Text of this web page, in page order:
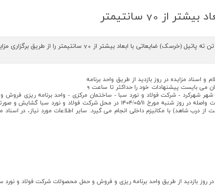
70 سانتیمتر
جهت دریافت ليست اقلام و اسناد مزايده در روز بازدید از طریق واحد برنامه
ریزی فروش و حمل محصولات شرکت فولاد و نورد سبا اقدام نمايند. پيشنهاد دهندگان مي بايست پيشنهادات خود را حداكثر تا ساعت 9
۱۴۰۴/۰۵/۰۸ به آدرس اصفهان - زرین شهر - کیلومتر۳ جاده زرین شهر شهرکرد - شرکت فولاد و نورد سبا - ساختمان مرکزی
پيشنهاداتي که بعد از تاریخ مذکور ارائه شود ترتيب اثر داده نخواهد شد. پيشنهادات واصله در روز
شرکت فولاد و نورد سبا (حرکت از درب شاهد) با مکانیزم داخلی انجام می گیرد. ساير اطلاعات مورد
بازدید از طریق واحد برنامه ریزی و فروش و حمل محصولات شرکت فولاد و نورد